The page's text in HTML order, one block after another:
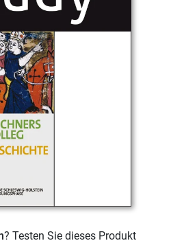
? Testen Sie dieses Produkt